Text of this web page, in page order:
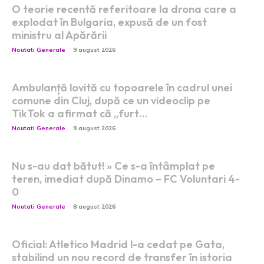
O teorie recentă referitoare la drona care a
explodat în Bulgaria, expusă de un fost
ministru al Apărării
Noutati Generale 9 august 2026
Ambulanță lovită cu topoarele în cadrul unei
comune din Cluj, după ce un videoclip pe
TikTok a afirmat că „furt…
Noutati Generale 9 august 2026
Nu s-au dat bătut! » Ce s-a întâmplat pe
teren, imediat după Dinamo – FC Voluntari 4-
0
Noutati Generale 8 august 2026
Oficial: Atletico Madrid l-a cedat pe Gata,
stabilind un nou record de transfer în istoria